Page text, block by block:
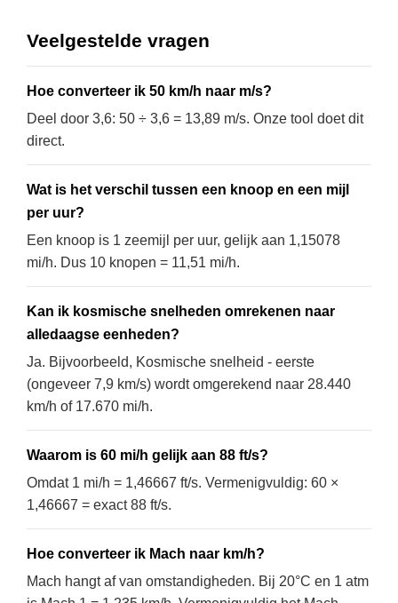
Veelgestelde vragen
Hoe converteer ik 50 km/h naar m/s?
Deel door 3,6: 50 ÷ 3,6 = 13,89 m/s. Onze tool doet dit
direct.
Wat is het verschil tussen een knoop en een mijl
per uur?
Een knoop is 1 zeemijl per uur, gelijk aan 1,15078
mi/h. Dus 10 knopen = 11,51 mi/h.
Kan ik kosmische snelheden omrekenen naar
alledaagse eenheden?
Ja. Bijvoorbeeld, Kosmische snelheid - eerste
(ongeveer 7,9 km/s) wordt omgerekend naar 28.440
km/h of 17.670 mi/h.
Waarom is 60 mi/h gelijk aan 88 ft/s?
Omdat 1 mi/h = 1,46667 ft/s. Vermenigvuldig: 60 ×
1,46667 = exact 88 ft/s.
Hoe converteer ik Mach naar km/h?
Mach hangt af van omstandigheden. Bij 20°C en 1 atm